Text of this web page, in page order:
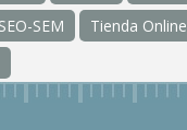
SEO-SEM
Tienda Online